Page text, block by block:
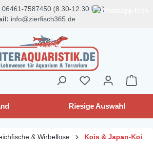
06461-7587450 (8:30-12:30 Uhr)
info@zierfisch365.de
Riesige Auswahl
& Wirbellose Kois & Japan-Koi